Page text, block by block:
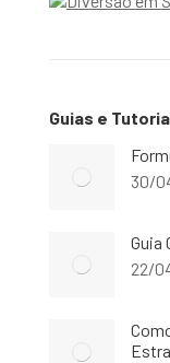
Guias e
30/
Guia
22/